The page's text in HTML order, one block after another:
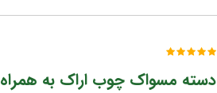
دسته مسواک چوب اراک به همراه 4 سری